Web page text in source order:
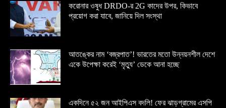
করোনার ওষুধ DRDO-র 2G কাদের উপর, কিভাবে
প্রয়োগ করা যাবে, জানিয়ে দিল সংস্থা
আতঙ্কের নাম ‘বজ্রপাত’! ভারতের মতো উন্নয়নশীল দেশে
একে উপেক্ষা করেই ‘মৃত্যু’ ডেকে আনা হচ্ছে
একদিনে ৫২ জন আইপিএস বদলি! ফের ঝাড়গ্রামের এসপি